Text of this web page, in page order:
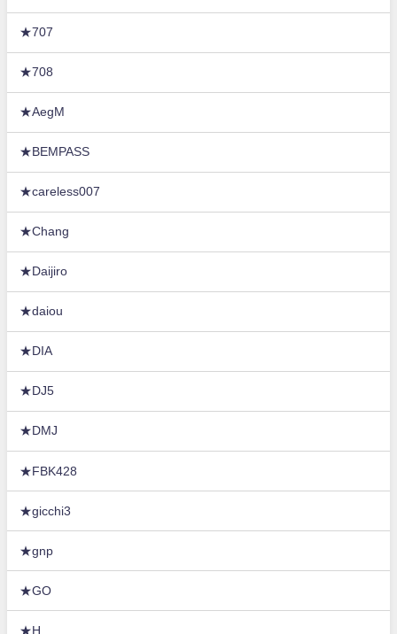
★707
★708
★AegM
★BEMPASS
★careless007
★Chang
★Daijiro
★daiou
★DIA
★DJ5
★DMJ
★FBK428
★gicchi3
★gnp
★GO
★H